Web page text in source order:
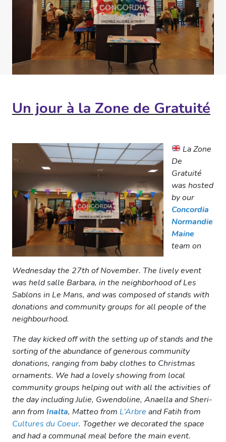
Un jour à la Zone de Gratuité
La Zone
De
Gratuité
was hosted
by our
Concordia
Normandie
Maine
team on
Wednesday the 27th of November. The lively event
was held salle Barbara, in the neighborhood of Les
Sablons in Le Mans, and was composed of stands with
donations and community groups for all people of the
neighbourhood.
The day kicked off with the setting up of stands and the
sorting of the abundance of generous community
donations, ranging from baby clothes to Christmas
ornaments. We had a lovely showing from local
community groups helping out with all the activities of
the day including Julie, Gwendoline, Anaella and Sheri-
ann from Inalta, Matteo from L’Arbre and Fatih from
Cultures du Coeur. Together we decorated the space
and had a communal meal before the main event.